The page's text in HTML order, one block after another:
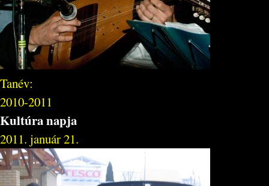
Tanév:
2010-2011
Kultúra napja
2011. január 21.